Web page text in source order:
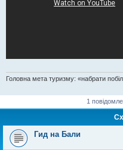
Головна мета туризму: «набрати
1
Гид на Бали